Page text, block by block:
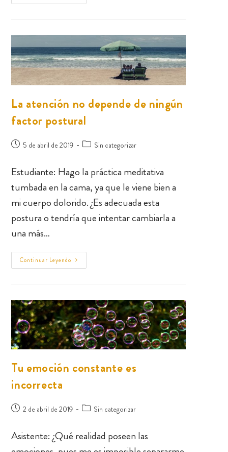
La atención no depende de ningún
factor postural
5 de abril de 2019 Sin categorizar
Estudiante: Hago la práctica meditativa
tumbada en la cama, ya que le viene bien a
mi cuerpo dolorido. ¿Es adecuada esta
postura o tendría que intentar cambiarla a
una más…
Continuar Leyendo
Tu emoción constante es
incorrecta
2 de abril de 2019 Sin categorizar
Asistente: ¿Qué realidad poseen las